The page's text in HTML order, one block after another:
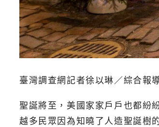
臺灣調查網記者徐以琳／綜合報
聖誕將至，美國家家戶戶也都紛
越多民眾因為知曉了人造聖誕樹